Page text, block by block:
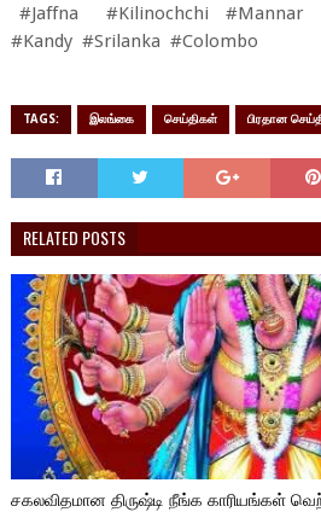
#Jaffna #Kilinochchi #Mannar
#Kandy #Srilanka #Colombo
TAGS: இலங்கை செய்திகள் பிரதான
RELATED POSTS
சகலவிதமான திருஷ்டி நீங்க காரியங்கள்